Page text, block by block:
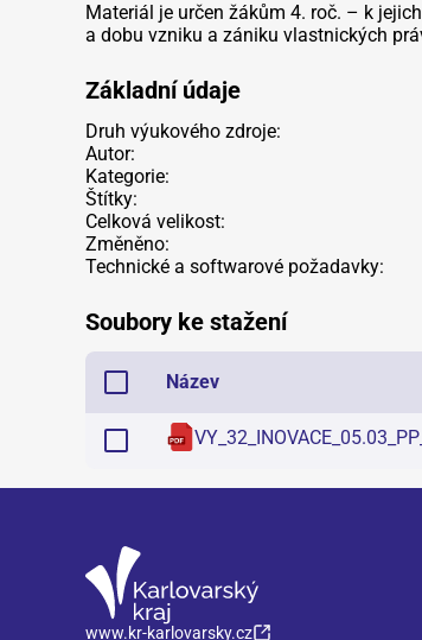
Materiál je určen žákům 4. roč. – k
a dobu vzniku a zániku vlastnických
Základní údaje
Druh výukového zdroje:
Autor:
Kategorie:
Štítky:
Celková velikost:
Změněno:
Technické a softwarové požadavky:
Soubory ke stažení
Název
www.kr-karlovarsky.cz